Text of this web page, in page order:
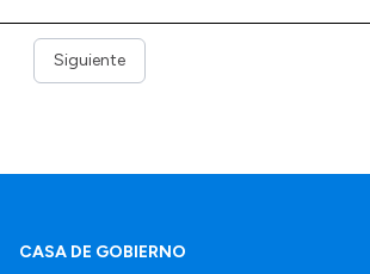
Siguiente
CASA DE GOBIERNO